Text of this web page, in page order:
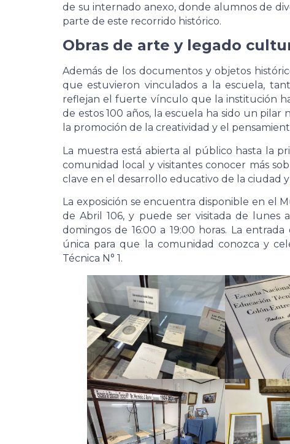
de su internado anexo, donde alumnos de
parte de este recorrido histórico.
Obras de arte y legado
Además de los documentos y objetos
que estuvieron vinculados a la escuela,
reflejan el fuerte vínculo que la institución
de estos 100 años, la escuela ha sido un
la promoción de la creatividad y el
La muestra está abierta al público hasta la
comunidad local y visitantes conocer más
clave en el desarrollo educativo de la ciudad
La exposición se encuentra disponible en el
de Abril 106, y puede ser visitada de lunes
domingos de 16:00 a 19:00 horas. La
única para que la comunidad conozca y
Técnica N° 1.